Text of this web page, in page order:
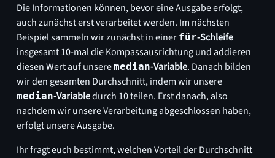
Die Informationen können, bevor eine Ausgabe erfolgt,
auch zunächst erst verarbeitet werden. Im nächsten
Beispiel sammeln wir zunächst in einer für-Schleife
insgesamt 10-mal die Kompassausrichtung und addieren
diesen Wert auf unseremedian-Variable. Danach bilden
wir den gesamten Durchschnitt, indem wir unsere
median-Variabledurch 10 teilen. Erst danach, also
nachdem wir unsere Verarbeitung abgeschlossen haben,
erfolgt unsere Ausgabe.
Ihr fragt euch bestimmt, welchen Vorteil der Durchschnitt